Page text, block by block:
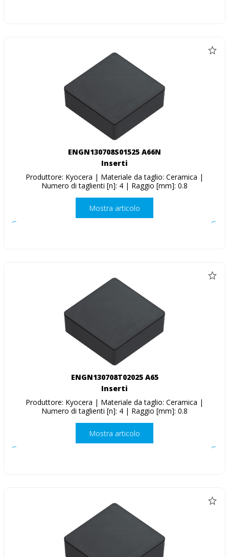
ENGN130708S01525 A66N
Inserti
Produttore: Kyocera | Materiale da taglio: Ceramica |
Numero di taglienti [n]: 4 | Raggio [mm]: 0.8
Mostra articolo
ENGN130708T02025 A65
Inserti
Produttore: Kyocera | Materiale da taglio: Ceramica |
Numero di taglienti [n]: 4 | Raggio [mm]: 0.8
Mostra articolo